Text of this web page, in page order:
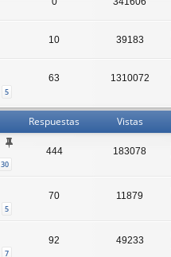
10 39183
5
63 1310072
Respuestas Vistas
30
444 183078
5
70 11879
7
92 49233